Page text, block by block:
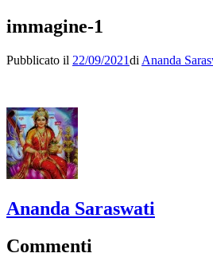
immagine-1
Pubblicato il 22/09/2021di Ananda
Ananda Saraswati
Commenti